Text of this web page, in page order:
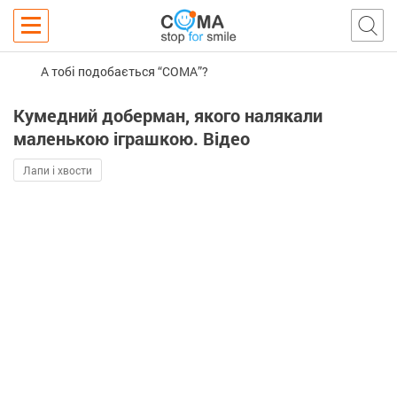
А тобі подобається “COMA”?
Кумедний доберман, якого налякали
маленькою іграшкою. Відео
Лапи і хвости